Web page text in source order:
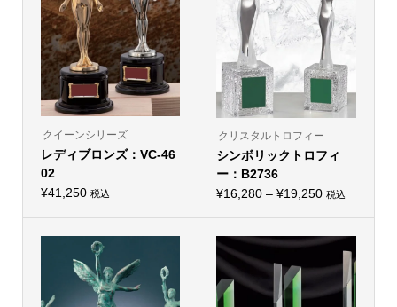
クイーンシリーズ
レディブロンズ：VC-46
02
¥41,250 税込
の
の
クリスタルトロフィー
シンボリックトロフィ
ー：B2736
¥16,280 – ¥19,250価
¥16,280
–
¥19,250
税込
の
品
に
は
複
数